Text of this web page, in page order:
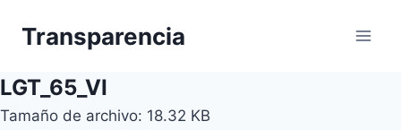
Transparencia
LGT_65_VI
Tamaño de archivo: 18.32 KB